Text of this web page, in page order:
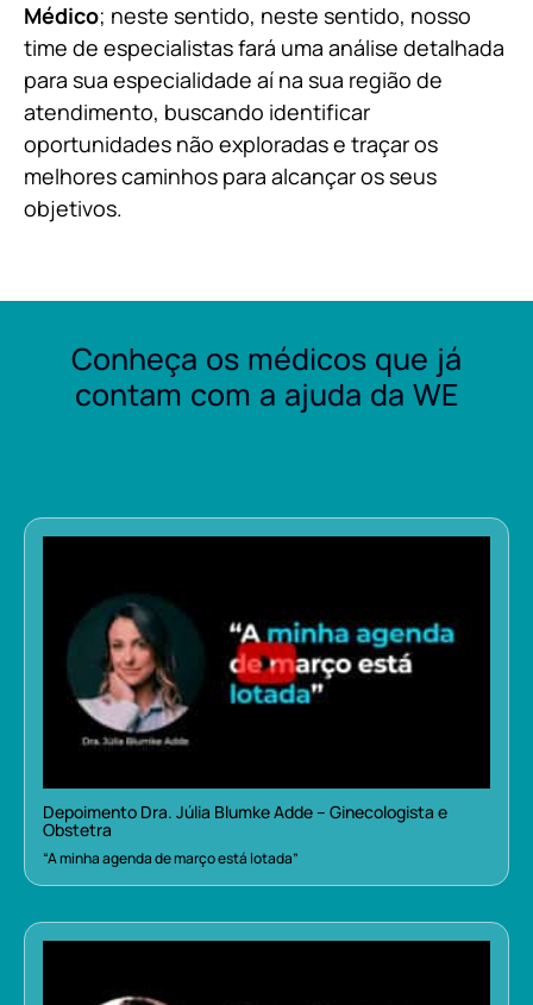
Médico; neste sentido, neste sentido, nosso
time de especialistas fará uma análise detalhada
para sua especialidade aí na sua região de
atendimento, buscando identificar
oportunidades não exploradas e traçar os
melhores caminhos para alcançar os seus
objetivos.
Conheça os médicos que já
contam com a ajuda da WE
Depoimento Dra. Júlia Blumke Adde – Ginecologista e
Obstetra
“A minha agenda de março está lotada”